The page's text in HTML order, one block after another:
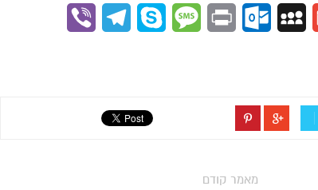
Gmail
MySpace
Outlook.com
Print
Message
Skype
Telegram
מאמר קודם